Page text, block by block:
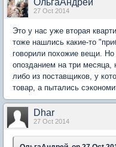
27 Oct 2014
Это у нас уже вторая
тоже нашлись какие-то
говорили похожие вещи.
опозданием на три
либо из поставщиков, у
товар, а пытались
Dhar
27 Oct 2014